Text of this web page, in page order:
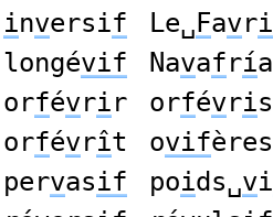
inversif Le␣ Favri
longévif Navafría
orfévrir orfévris
orfévrît ovifères
pervasif poids␣vi